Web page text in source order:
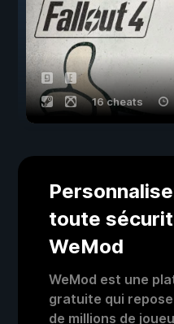
16 cheats
toute
WeMod
WeMod est une
gratuite qui
de millions de